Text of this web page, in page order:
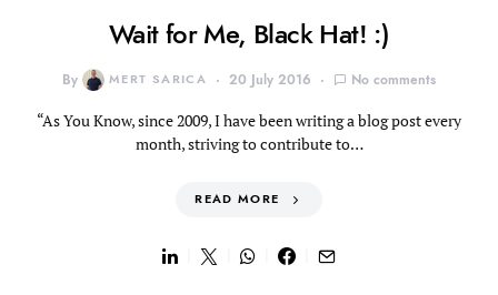
Wait for Me, Black Hat! :)
By MERT SARICA 20 July 2016 No comments
“As You Know, since 2009, I have been writing a blog post every
month, striving to contribute to…
READ MORE